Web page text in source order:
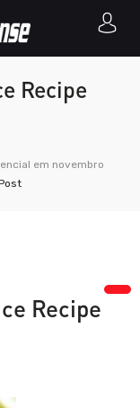
Recipe
em novembro
Recipe